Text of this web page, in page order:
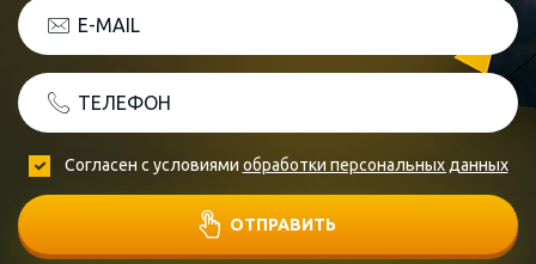
E-MAIL
ТЕЛЕФОН
Согласен с условиями обработки персональных данных
ОТПРАВИТЬ